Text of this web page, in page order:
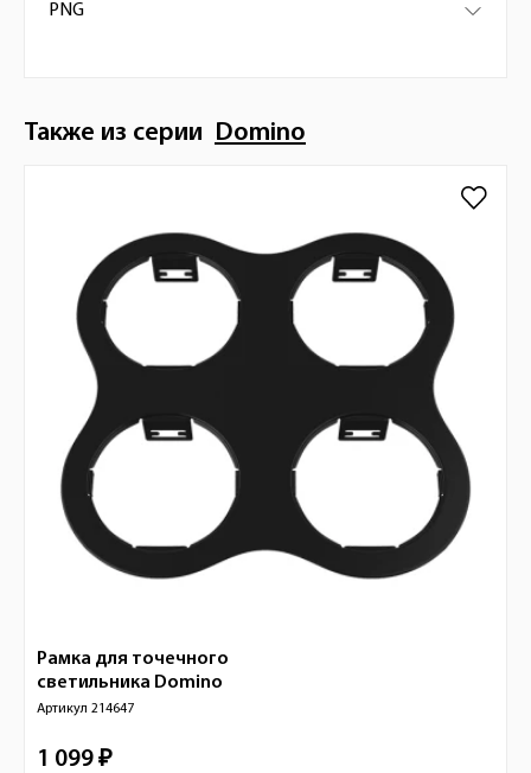
PNG
Также из серии Domino
Рамка для точечного
светильника Domino
Артикул 214647
1 099 ₽